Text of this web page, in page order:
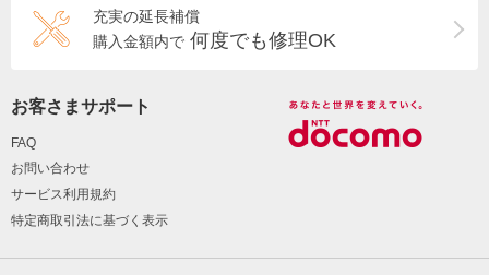
充実の延長補償
購入金額内で 何度でも修理OK
お客さまサポート
FAQ
お問い合わせ
サービス利用規約
特定商取引法に基づく表示